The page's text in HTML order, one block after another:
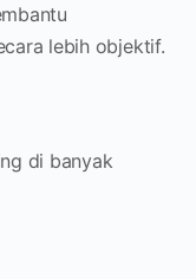
lebih objektif.
di banyak